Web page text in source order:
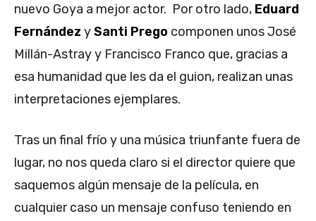
nuevo Goya a mejor actor. Por otro lado, Eduard
Fernández ySanti Prego componen unos José
Millán-Astray y Francisco Franco que, gracias a
esa humanidad que les da el guion, realizan unas
interpretaciones ejemplares.
Tras un final frío y una música triunfante fuera de
lugar, no nos queda claro si el director quiere que
saquemos algún mensaje de la película, en
cualquier caso un mensaje confuso teniendo en